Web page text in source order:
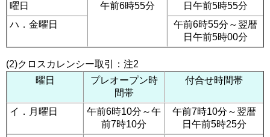
曜日
午前6時55分
日午前5時55分
ハ．金曜日
午前6時55分～翌暦
日午前5時00分
(2)クロスカレンシー取引：注2
曜日
プレオープン時
間帯
付合せ時間帯
イ．月曜日
午前6時10分～午
前7時10分
午前7時10分～翌暦
日午前5時25分